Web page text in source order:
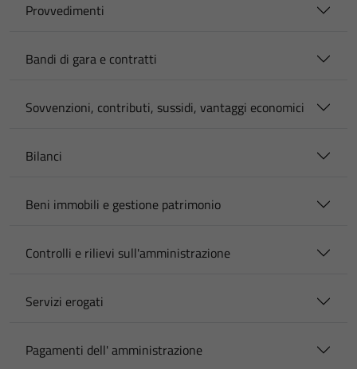
Provvedimenti
Bandi di gara e contratti
Sovvenzioni, contributi, sussidi, vantaggi economici
Bilanci
Beni immobili e gestione patrimonio
Controlli e rilievi sull'amministrazione
Servizi erogati
Pagamenti dell' amministrazione